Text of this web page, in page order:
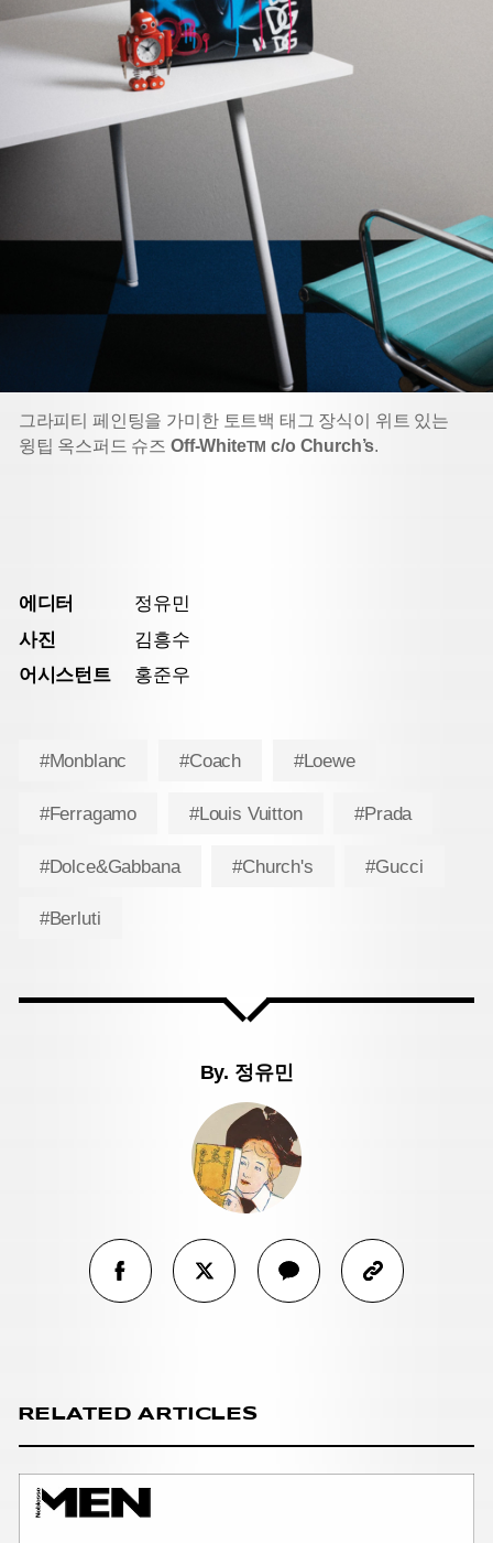
그라피티 페인팅을 가미한 토트백 태그 장식이 위트 있는
윙팁 옥스퍼드 슈즈Off-WhiteTM c/o Church’s.
에디터
정유민
사진
김흥수
어시스턴트
홍준우
#Monblanc #Coach #Loewe
#Ferragamo #Louis Vuitton #Prada
#Dolce&Gabbana #Church's #Gucci
#Berluti
By. 정유민
RELATED ARTICLES